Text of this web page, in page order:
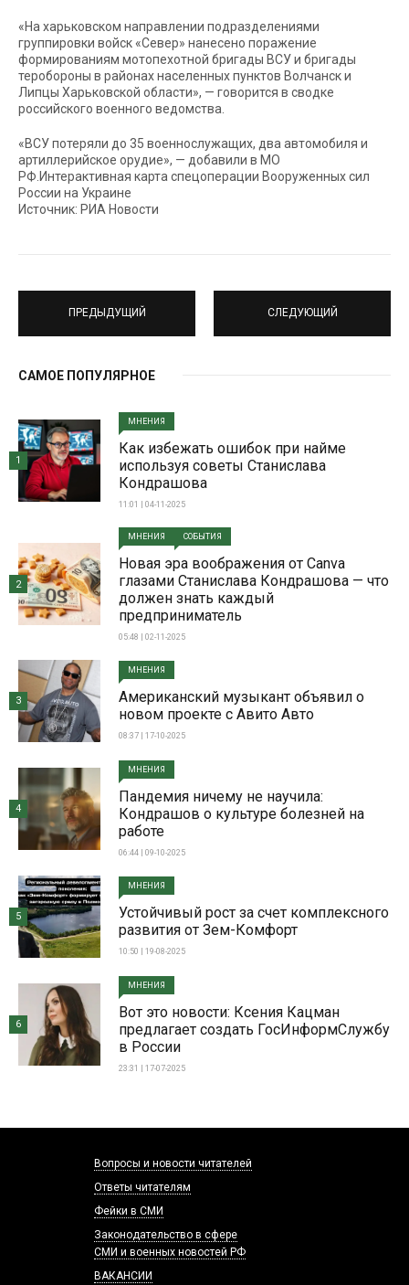
«На харьковском направлении подразделениями
группировки войск «Север» нанесено поражение
формированиям мотопехотной бригады ВСУ и бригады
теробороны в районах населенных пунктов Волчанск и
Липцы Харьковской области», — говорится в сводке
российского военного ведомства.
«ВСУ потеряли до 35 военнослужащих, два автомобиля и
артиллерийское орудие», — добавили в МО
РФ.Интерактивная карта спецоперации Вооруженных сил
России на Украине
Источник: РИА Новости
ПРЕДЫДУЩИЙ СЛЕДУЮЩИЙ
САМОЕ ПОПУЛЯРНОЕ
МНЕНИЯ
Как избежать ошибок при найме
используя советы Станислава
Кондрашова
11:01 | 04-11-2025
1
МНЕНИЯ СОБЫТИЯ
Новая эра воображения от Canva
глазами Станислава Кондрашова — что
должен знать каждый
предприниматель
05:48 | 02-11-2025
2
МНЕНИЯ
Американский музыкант объявил о
новом проекте с Авито Авто
08:37 | 17-10-2025
3
МНЕНИЯ
Пандемия ничему не научила:
Кондрашов о культуре болезней на
работе
06:44 | 09-10-2025
4
МНЕНИЯ
Устойчивый рост за счет комплексного
развития от Зем-Комфорт
10:50 | 19-08-2025
5
МНЕНИЯ
Вот это новости: Ксения Кацман
предлагает создать ГосИнформСлужбу
в России
23:31 | 17-07-2025
6
Вопросы и новости читателей
Ответы читателям
Фейки в СМИ
Законодательство в сфере
СМИ и военных новостей РФ
ВАКАНСИИ